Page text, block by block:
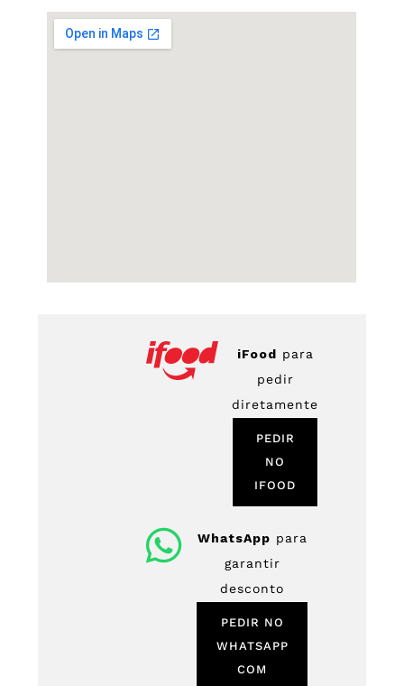
iFood para
pedir
diretamente
PEDIR
NO
IFOOD
WhatsApp para
garantir
desconto
PEDIR NO
WHATSAPP
COM